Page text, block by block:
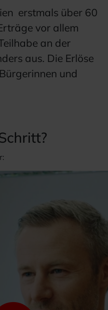
erstmals über 60
vor allem
an der
aus. Die Erlöse
und
r: